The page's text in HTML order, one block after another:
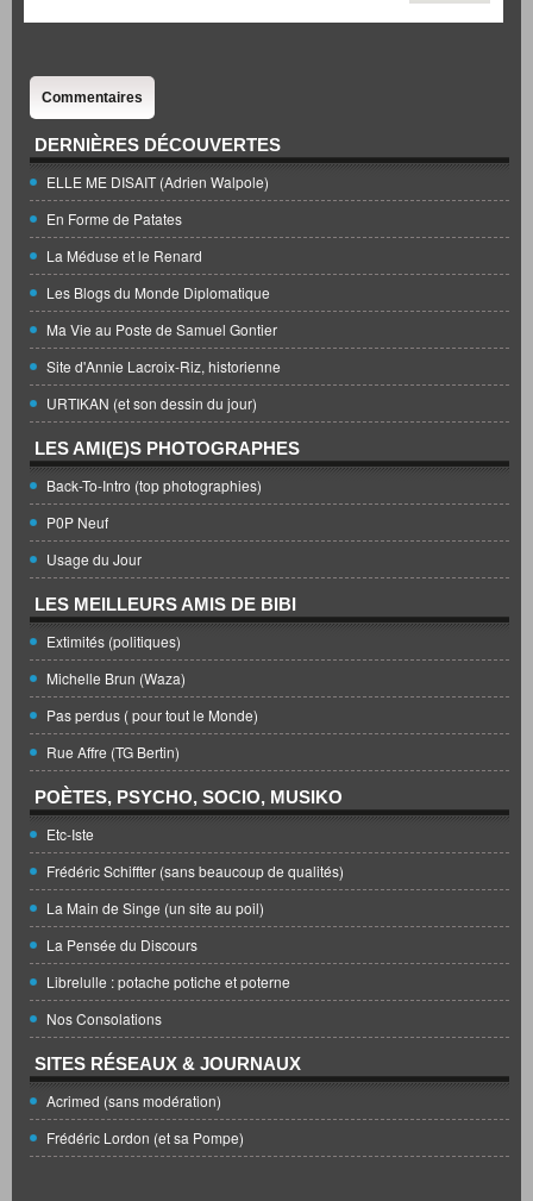
Commentaires
DERNIÈRES DÉCOUVERTES
ELLE ME DISAIT (Adrien Walpole)
En Forme de Patates
La Méduse et le Renard
Les Blogs du Monde Diplomatique
Ma Vie au Poste de Samuel Gontier
Site d'Annie Lacroix-Riz, historienne
URTIKAN (et son dessin du jour)
LES AMI(E)S PHOTOGRAPHES
Back-To-Intro (top photographies)
P0P Neuf
Usage du Jour
LES MEILLEURS AMIS DE BIBI
Extimités (politiques)
Michelle Brun (Waza)
Pas perdus ( pour tout le Monde)
Rue Affre (TG Bertin)
POÈTES, PSYCHO, SOCIO, MUSIKO
Etc-Iste
Frédéric Schiffter (sans beaucoup de qualités)
La Main de Singe (un site au poil)
La Pensée du Discours
Librelulle : potache potiche et poterne
Nos Consolations
SITES RÉSEAUX & JOURNAUX
Acrimed (sans modération)
Frédéric Lordon (et sa Pompe)